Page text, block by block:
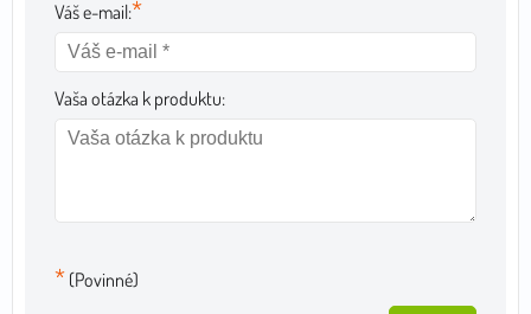
Váš e-mail:*
Vaša otázka k produktu:
* (Povinné)